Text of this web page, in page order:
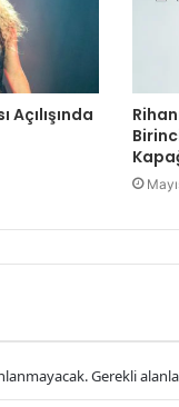
Açılışında
Gerekli